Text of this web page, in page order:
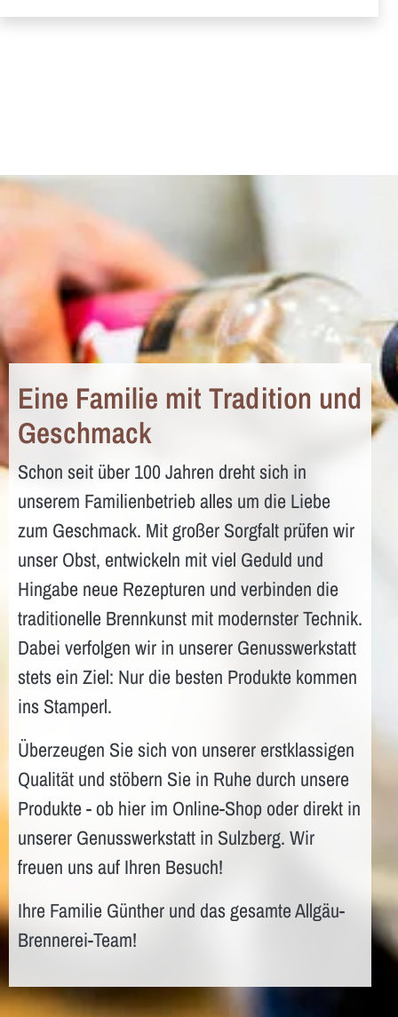
Eine Familie mit Tradition und
Geschmack
Schon seit über 100 Jahren dreht sich in
unserem Familienbetrieb alles um die Liebe
zum Geschmack. Mit großer Sorgfalt prüfen wir
unser Obst, entwickeln mit viel Geduld und
Hingabe neue Rezepturen und verbinden die
traditionelle Brennkunst mit modernster Technik.
Dabei verfolgen wir in unserer Genusswerkstatt
stets ein Ziel: Nur die besten Produkte kommen
ins Stamperl.
Überzeugen Sie sich von unserer erstklassigen
Qualität und stöbern Sie in Ruhe durch unsere
Produkte - ob hier im Online-Shop oder direkt in
unserer Genusswerkstatt in Sulzberg. Wir
freuen uns auf Ihren Besuch!
Ihre Familie Günther und das gesamte Allgäu-
Brennerei-Team!